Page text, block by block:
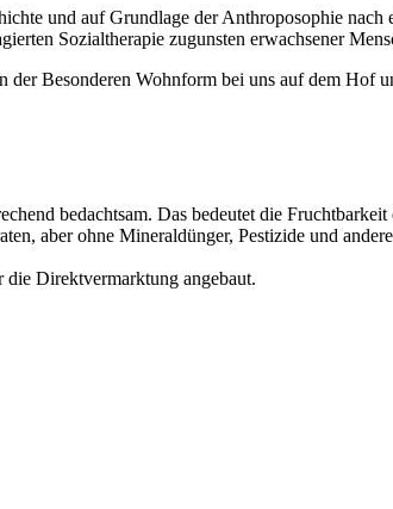
und auf Grundlage der Anthroposophie nach
Sozialtherapie zugunsten erwachsener
Besonderen Wohnform bei uns auf dem Hof
bedachtsam. Das bedeutet die Fruchtbarkeit
aber ohne Mineraldünger, Pestizide und
Direktvermarktung angebaut.